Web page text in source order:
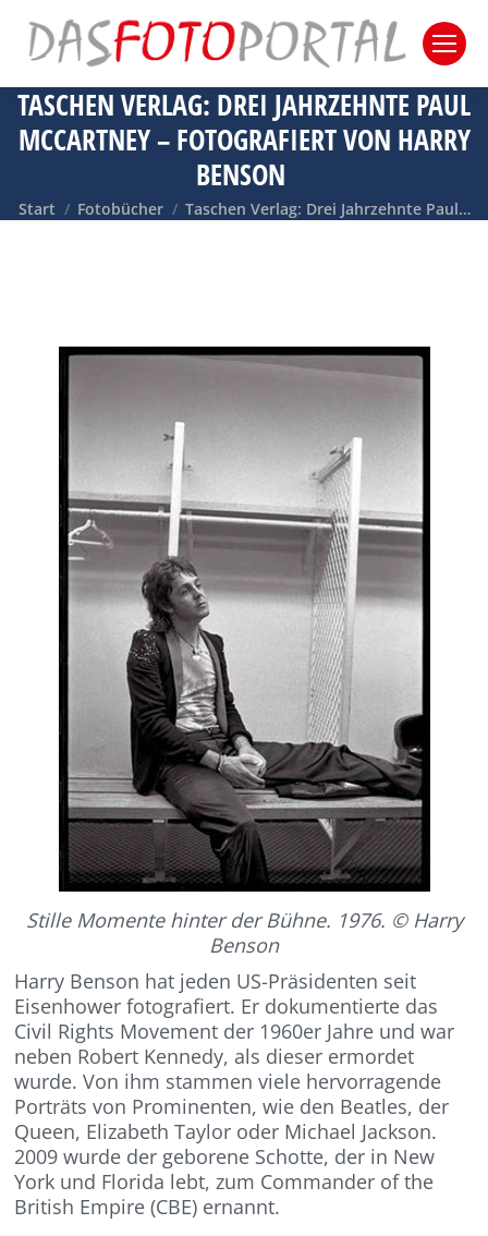
TASCHEN VERLAG: DREI JAHRZEHNTE PAUL
MCCARTNEY – FOTOGRAFIERT VON HARRY
BENSON
Sie befinden sich hier:
Start Fotobücher Taschen Verlag: Drei Jahrzehnte Paul…
Stille Momente hinter der Bühne. 1976. © Harry
Benson
Harry Benson hat jeden US-Präsidenten seit
Eisenhower fotografiert. Er dokumentierte das
Civil Rights Movement der 1960er Jahre und war
neben Robert Kennedy, als dieser ermordet
wurde. Von ihm stammen viele hervorragende
Porträts von Prominenten, wie den Beatles, der
Queen, Elizabeth Taylor oder Michael Jackson.
2009 wurde der geborene Schotte, der in New
York und Florida lebt, zum Commander of the
British Empire (CBE) ernannt.